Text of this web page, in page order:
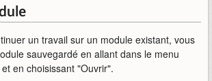
un travail sur un module existant, vous
sauvegardé en allant dans le menu
en choisissant "Ouvrir".